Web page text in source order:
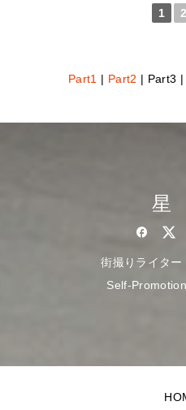
1 2
Part1 | Part2 | Part3 |
星
街撮りライター
Self-